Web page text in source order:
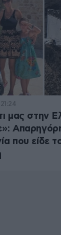
μας στην
που είδε